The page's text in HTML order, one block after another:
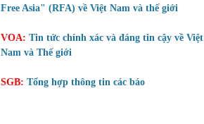
Free Asia" (RFA) về Việt Nam và thế giới
VOA: Tin tức chính xác và đáng tin cậy về Việt
Nam và Thế giới
SGB: Tổng hợp thông tin các báo